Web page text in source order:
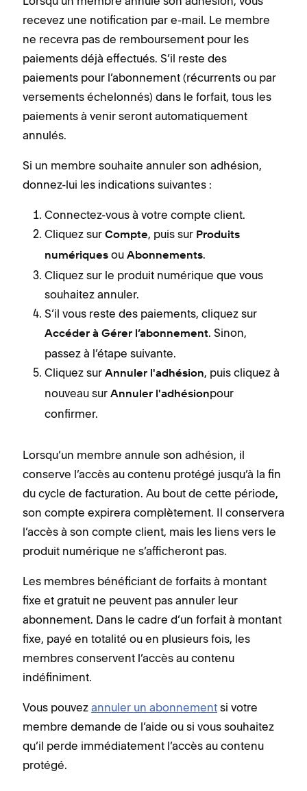
recevez une notification par e-mail. Le membre
ne recevra pas de remboursement pour les
paiements déjà effectués. S’il reste des
paiements pour l’abonnement (récurrents ou par
versements échelonnés) dans le forfait, tous les
paiements à venir seront automatiquement
annulés.
Si un membre souhaite annuler son adhésion,
donnez-lui les indications suivantes :
Connectez-vous à votre compte client.
Cliquez sur Compte, puis sur Produits
numériques ou Abonnements.
Cliquez sur le produit numérique que vous
souhaitez annuler.
S’il vous reste des paiements, cliquez sur
Accéder à Gérer l’abonnement. Sinon,
passez à l’étape suivante.
Cliquez sur Annuler l'adhésion, puis cliquez à
nouveau sur Annuler l'adhésionpour
confirmer.
Lorsqu’un membre annule son adhésion, il
conserve l’accès au contenu protégé jusqu’à la fin
du cycle de facturation. Au bout de cette période,
son compte expirera complètement. Il conservera
l’accès à son compte client, mais les liens vers le
produit numérique ne s’afficheront pas.
Les membres bénéficiant de forfaits à montant
fixe et gratuit ne peuvent pas annuler leur
abonnement. Dans le cadre d’un forfait à montant
fixe, payé en totalité ou en plusieurs fois, les
membres conservent l’accès au contenu
indéfiniment.
Vous pouvez annuler un abonnement si votre
membre demande de l’aide ou si vous souhaitez
qu’il perde immédiatement l’accès au contenu
protégé.